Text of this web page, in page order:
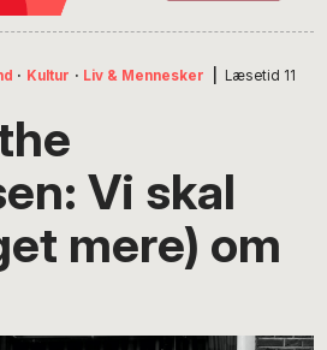
· Kultur · Liv & Mennesker Læsetid 11
Vi skal
mere) om